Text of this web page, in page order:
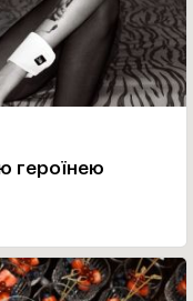
героїнею